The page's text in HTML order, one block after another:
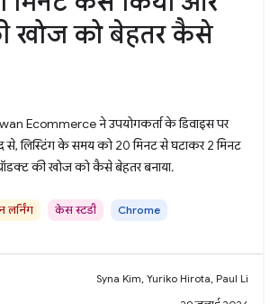
खोज को बेहतर कैसे
Ecommerce ने उपयोगकर्ता के डिवाइस पर
लिस्टिंग के समय को 20 मिनट से घटाकर 2 मिनट
की खोज को कैसे बेहतर बनाया.
केस स्टडी Chrome
Syna Kim, Yuriko Hirota, Paul Li